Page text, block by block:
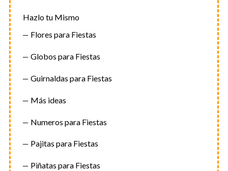
Hazlo tu Mismo
Flores para Fiestas
Globos para Fiestas
Guirnaldas para Fiestas
Más ideas
Numeros para Fiestas
Pajitas para Fiestas
Piñatas para Fiestas